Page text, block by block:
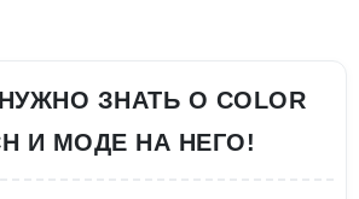
ЗНАТЬ О COLOR
И МОДЕ НА НЕГО!